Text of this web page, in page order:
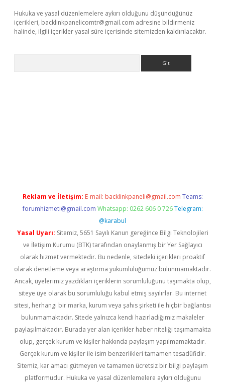
Hukuka ve yasal düzenlemelere aykırı olduğunu düşündüğünüz
içerikleri, backlinkpanelicomtr@gmail.com adresine bildirmeniz
halinde, ilgili içerikler yasal süre içerisinde sitemizden kaldırılacaktır.
Reklam ve İletişim: E-mail: backlinkpaneli@gmail.com Teams:
forumhizmeti@gmail.com Whatsapp: 0262 606 0 726 Telegram:
@karabul
Yasal Uyarı: Sitemiz, 5651 Sayılı Kanun gereğince Bilgi Teknolojileri
ve İletişim Kurumu (BTK) tarafından onaylanmış bir Yer Sağlayıcı
olarak hizmet vermektedir. Bu nedenle, sitedeki içerikleri proaktif
olarak denetleme veya araştırma yükümlülüğümüz bulunmamaktadır.
Ancak, üyelerimiz yazdıkları içeriklerin sorumluluğunu taşımakta olup,
siteye üye olarak bu sorumluluğu kabul etmiş sayılırlar. Bu internet
sitesi, herhangi bir marka, kurum veya şahıs şirketi ile hiçbir bağlantısı
bulunmamaktadır. Sitede yalnızca kendi hazırladığımız makaleler
paylaşılmaktadır. Burada yer alan içerikler haber niteliği taşımamakta
olup, gerçek kurum ve kişiler hakkında paylaşım yapılmamaktadır.
Gerçek kurum ve kişiler ile isim benzerlikleri tamamen tesadüfidir.
Sitemiz, kar amacı gütmeyen ve tamamen ücretsiz bir bilgi paylaşım
platformudur. Hukuka ve yasal düzenlemelere aykırı olduğunu